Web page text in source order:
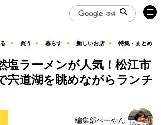
買う 暮らす 新しいお店 特集・まとめ
塩ラーメンが人気！松江市
宍道湖を眺めながらランチ
編集部べーやん